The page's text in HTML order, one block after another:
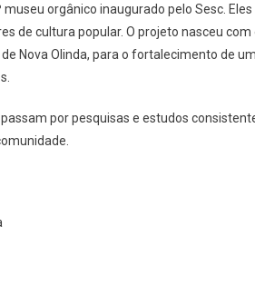
orgânico inaugurado pelo Sesc.
de cultura popular. O projeto nasceu
Nova Olinda, para o fortalecimento de
por pesquisas e estudos